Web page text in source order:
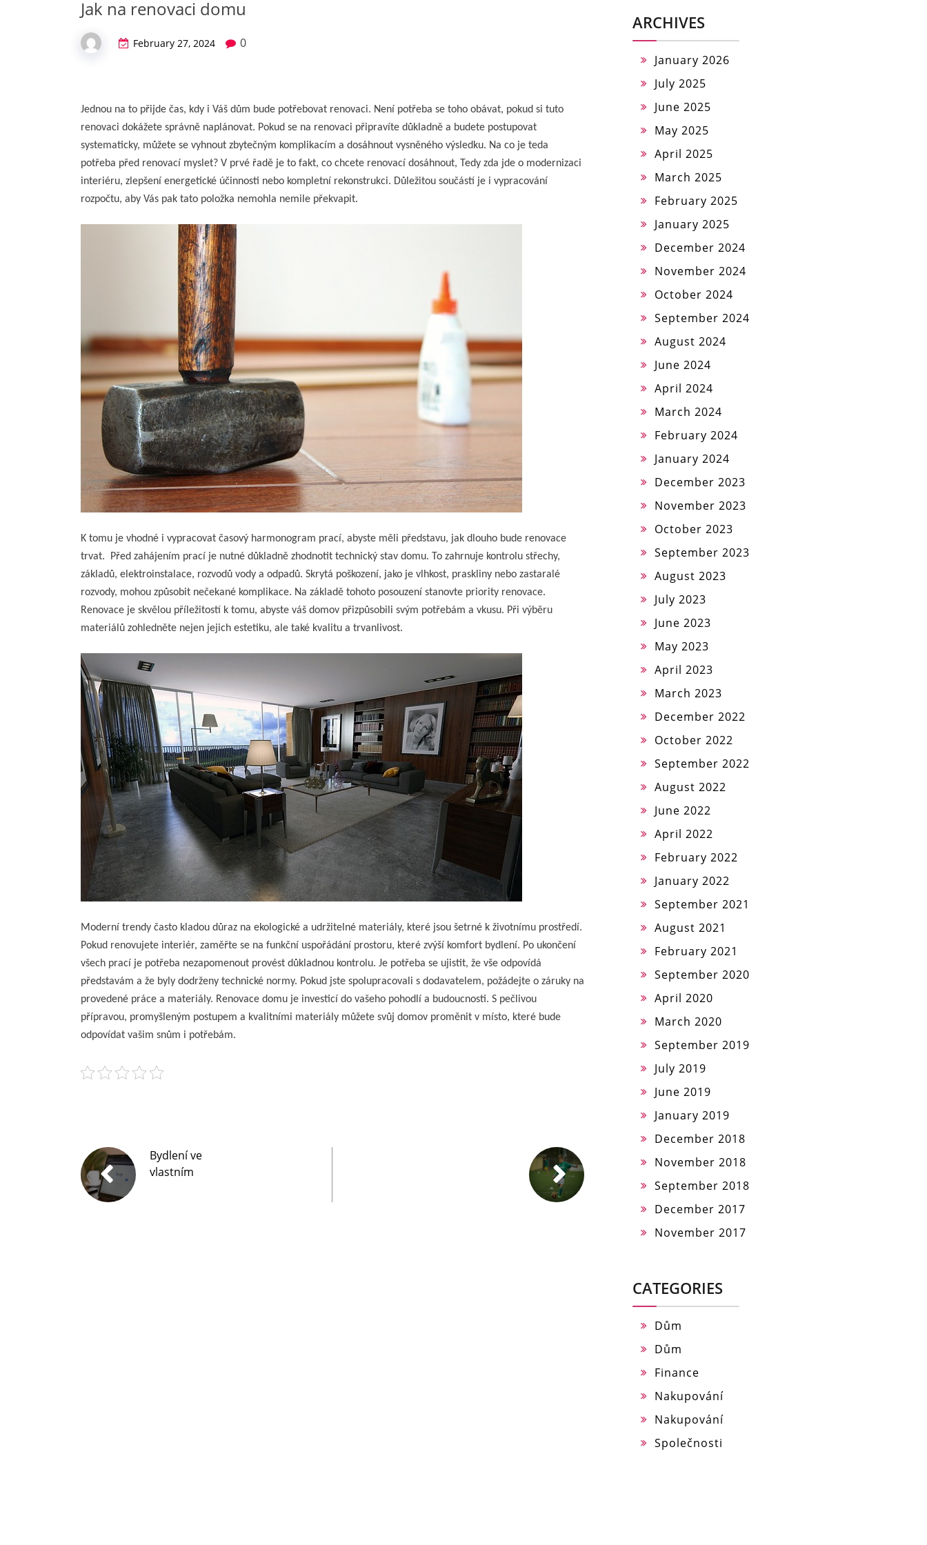
Jak na renovaci domu
February 27, 2024 0
Jednou na to přijde čas, kdy i Váš dům bude potřebovat renovaci. Není potřeba se toho obávat, pokud si tuto
renovaci dokážete správně naplánovat. Pokud se na renovaci připravíte důkladně a budete postupovat
systematicky, můžete se vyhnout zbytečným komplikacím a dosáhnout vysněného výsledku. Na co je teda
potřeba před renovací myslet? V prvé řadě je to fakt, co chcete renovací dosáhnout, Tedy zda jde o modernizaci
interiéru, zlepšení energetické účinnosti nebo kompletní rekonstrukci. Důležitou součástí je i vypracování
rozpočtu, aby Vás pak tato položka nemohla nemile překvapit.
K tomu je vhodné i vypracovat časový harmonogram prací, abyste měli představu, jak dlouho bude renovace
trvat. Před zahájením prací je nutné důkladně zhodnotit technický stav domu. To zahrnuje kontrolu střechy,
základů, elektroinstalace, rozvodů vody a odpadů. Skrytá poškození, jako je vlhkost, praskliny nebo zastaralé
rozvody, mohou způsobit nečekané komplikace. Na základě tohoto posouzení stanovte priority renovace.
Renovace je skvělou příležitostí k tomu, abyste váš domov přizpůsobili svým potřebám a vkusu. Při výběru
materiálů zohledněte nejen jejich estetiku, ale také kvalitu a trvanlivost.
Moderní trendy často kladou důraz na ekologické a udržitelné materiály, které jsou šetrné k životnímu prostředí.
Pokud renovujete interiér, zaměřte se na funkční uspořádání prostoru, které zvýší komfort bydlení. Po ukončení
všech prací je potřeba nezapomenout provést důkladnou kontrolu. Je potřeba se ujistit, že vše odpovídá
představám a že byly dodrženy technické normy. Pokud jste spolupracovali s dodavatelem, požádejte o záruky na
provedené práce a materiály. Renovace domu je investicí do vašeho pohodlí a budoucnosti. S pečlivou
přípravou, promyšleným postupem a kvalitními materiály můžete svůj domov proměnit v místo, které bude
odpovídat vašim snům i potřebám.
Bydlení ve
vlastním
ARCHIVES
January 2026
July 2025
June 2025
May 2025
April 2025
March 2025
February 2025
January 2025
December 2024
November 2024
October 2024
September 2024
August 2024
June 2024
April 2024
March 2024
February 2024
January 2024
December 2023
November 2023
October 2023
September 2023
August 2023
July 2023
June 2023
May 2023
April 2023
March 2023
December 2022
October 2022
September 2022
August 2022
June 2022
April 2022
February 2022
January 2022
September 2021
August 2021
February 2021
September 2020
April 2020
March 2020
September 2019
July 2019
June 2019
January 2019
December 2018
November 2018
September 2018
December 2017
November 2017
CATEGORIES
Dům
Dům
Finance
Nakupování
Nakupování
Společnosti